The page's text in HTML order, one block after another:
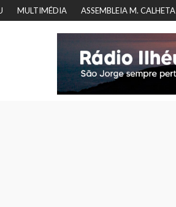
MULTIMÉDIA ASSEMBLEIA M. CALHETA